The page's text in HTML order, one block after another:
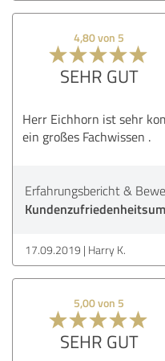
4,80 von 5
SEHR GUT
Herr Eichhorn ist sehr
ein großes Fachwissen .
Erfahrungsbericht &
17.09.2019 Harry K.
5,00 von 5
SEHR GUT